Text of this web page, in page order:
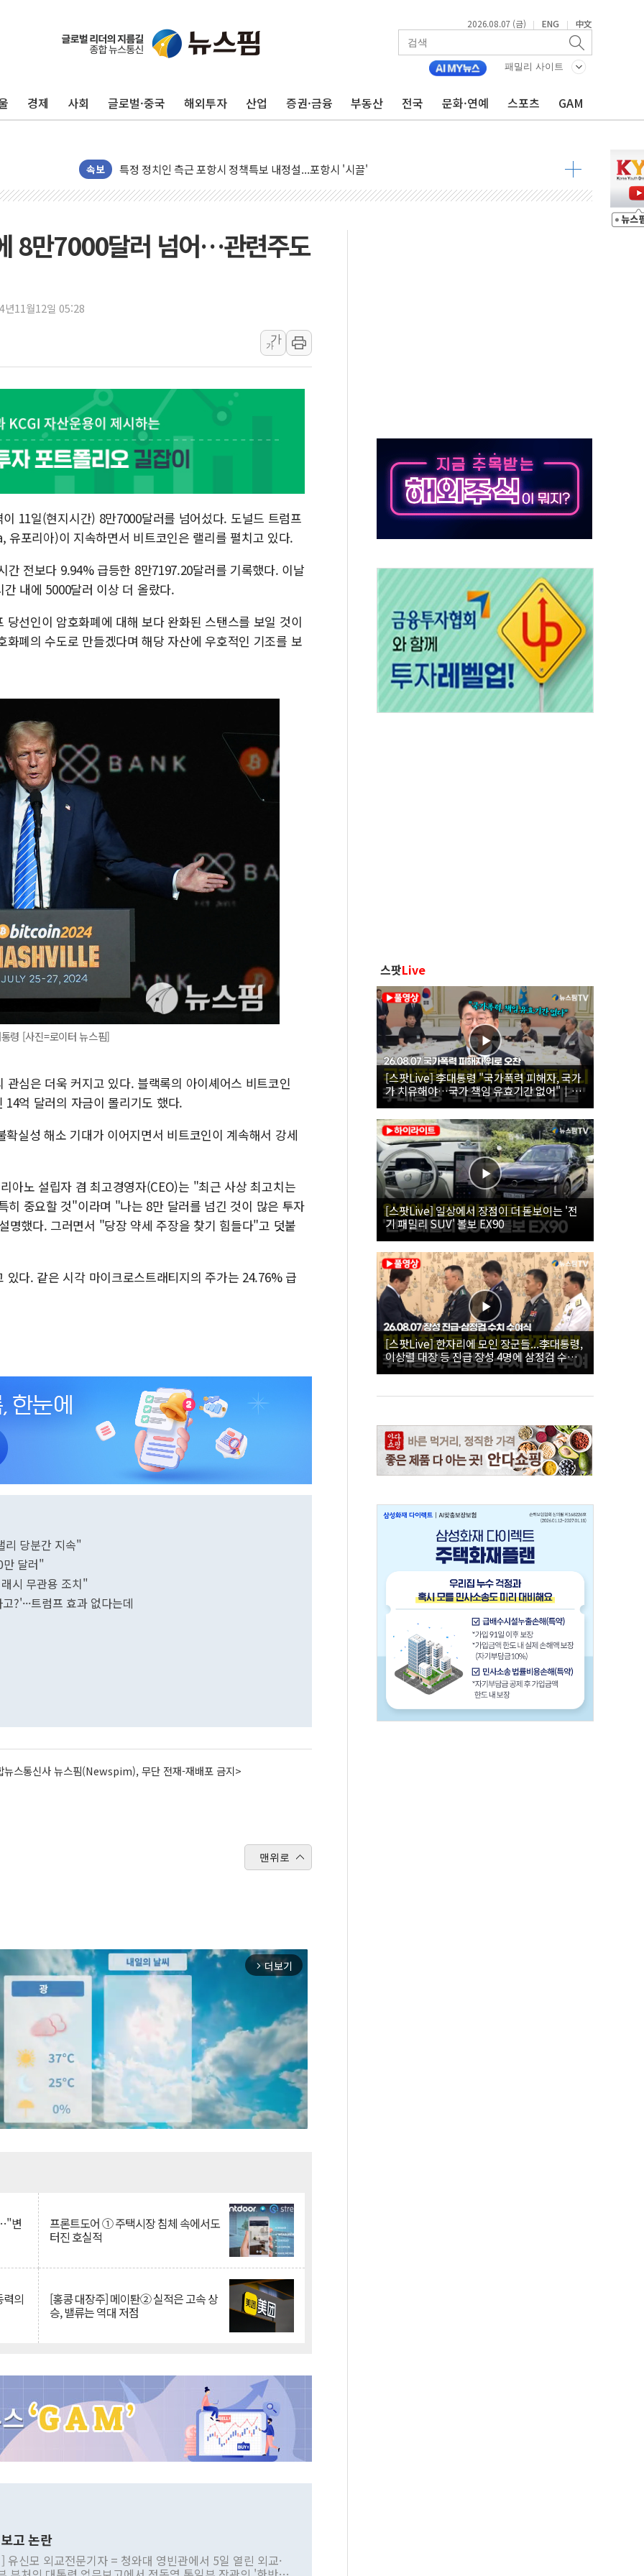
2026.08.07 (금) | ENG | 中文
패밀리 사이트
경제 사회 글로벌·중국 해외투자 산업 증권·금융 부동산 전국 문화·연예 스포츠 GAM
속보
보훈부, 미 DPAA와 MOU… "6·25 미군 실종자 7359명 끝까지 찾겠다"
트럼프 "금리 내려야"…파월 때와 달리 워시엔 톤 낮춰
李 "해남 태양광, 대한민국 다음 100년 밑거름…수도권 집중 완화 전환점"
李 대통령, '6시간 마라톤 부동산 2차 회의' 주재… "전폭적 공급 확대·속도전 총력"
[사진] 빈살만과 에르도안의 만남
이란와이어 "이란 최고지도자 위독…곧 사망해도 놀랍지 않아"
폭염 누그러지고 가뭄 숙지나...경북동해안권 8~9일 최대 100mm 호우
사우디·튀르키예·파키스탄, '공동방위협정' 체결… 수니파 국가들의 새 안보 협력 구도
용산공원·그린벨트로 또 충돌…반복되는 국토부-서울시 '정책 엇박자'
[AI 부동산 투데이] 특공 전략도 '극과 극'…생애최초만 경쟁 치열
[코인시황] 비트코인 6만4000달러대 횡보…고래·ETF 매수에도 고유가·금리·입법 지연 '삼중 부담'
[베트남 증시] 유동성 부진 지속, 강보합 마감...석유·가스주 올랐지만 빈그룹이 상쇄
'찜통더위'에 전력수요 역대 최고치 경신…한낮 총수요 104.3GW 기록
후티 반군, 예멘 정부군과 사우디 동시 공격… 위기 고조되는 또 다른 중동 화약고
8만7000달러 넘어…관련주도
년11월12일 05:28
가
가
11일(현지시간) 8만7000달러를 넘어섰다. 도널드 트럼프
포리아)이 지속하면서 비트코인은 랠리를 펼치고 있다.
전보다 9.94% 급등한 8만7197.20달러를 기록했다. 이날
내에 5000달러 이상 더 올랐다.
선인이 암호화폐에 대해 보다 완화된 스탠스를 보일 것이
폐의 수도로 만들겠다며 해당 자산에 우호적인 기조를 보
령 [사진=로이터 뉴스핌]
심은 더욱 커지고 있다. 블랙록의 아이셰어스 비트코인
억 달러의 자금이 몰리기도 했다.
실성 해소 기대가 이어지면서 비트코인이 계속해서 강세
아노 설립자 겸 최고경영자(CEO)는 "최근 사상 최고치는
히 중요할 것"이라며 "나는 8만 달러를 넘긴 것이 많은 투자
명했다. 그러면서 "당장 약세 주장을 찾기 힘들다"고 덧붙
다. 같은 시각 마이크로스트래티지의 주가는 24.76% 급
당분간 지속"
달러"
시 무관용 조치"
?'···트럼프 효과 없다는데
뉴스통신사 뉴스핌(Newspim), 무단 전재-재배포 금지>
맨위로
arrow_forward_ios 더보기
변 프론트도어 ① 주택시장 침체 속에서도
터진 호실적
의 [홍콩 대장주] 메이퇀② 실적은 고속 상
승, 밸류는 역대 저점
고 논란
유신모 외교전문기자 = 청와대 영빈관에서 5일 열린 외교·
스팟Live
[스팟Live] 李대통령 "국가폭력 피해자, 국가
가 치유해야…국가 책임 유효기간 없어"｜
26.08.07 국가폭력 피해자 위로 오찬
[스팟Live] 일상에서 장점이 더 돋보이는 '전
기 패밀리 SUV' 볼보 EX90
[스팟Live] 한자리에 모인 장군들...李대통령,
이상렬 대장 등 진급 장성 4명에 삼정검 수치
직접 수여｜26.08.07 장성 진급·삼정검 수치